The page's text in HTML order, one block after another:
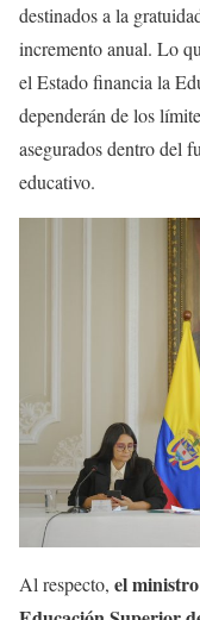
destinados a la
incremento anual. Lo
el Estado financia la
dependerán de los
asegurados dentro del
educativo.
Al respecto, el